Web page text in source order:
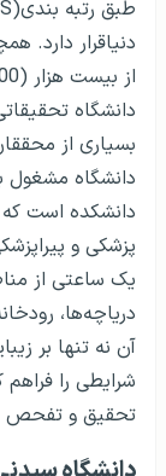
دنیاقرار دارد.
دانشگاه
بسیاری از
دانشگاه مشغول
دانشکده است
پزشکی و
یک ساعتی از
دریاچه‌ها،
آن نه تنها بر
شرایطی را
تحقیق و تفحص